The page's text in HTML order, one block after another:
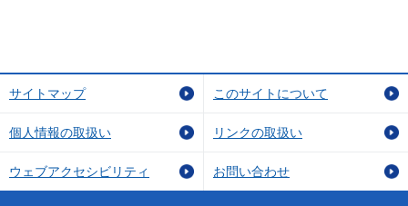
サイトマップ このサイトについて
個人情報の取扱い リンクの取扱い
ウェブアクセシビリティ お問い合わせ